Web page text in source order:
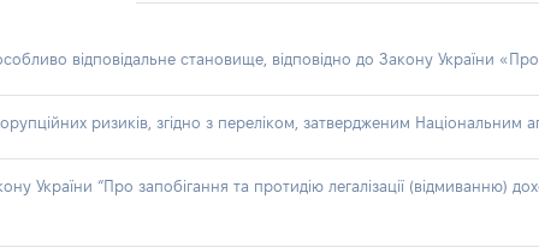
відповідальне становище, відповідно до Закону України «Про
ризиків, згідно з переліком, затвердженим Національним
України “Про запобігання та протидію легалізації